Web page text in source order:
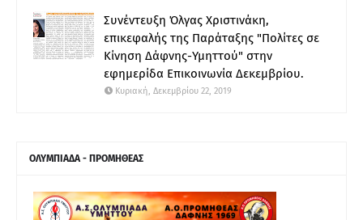
Συνέντευξη Όλγας Χριστινάκη,
επικεφαλής της Παράταξης "Πολίτες σε
Κίνηση Δάφνης-Υμηττού" στην
εφημερίδα Επικοινωνία Δεκεμβρίου.
Κυριακή, Δεκεμβρίου 22, 2019
ΟΛΥΜΠΙΑΔΑ - ΠΡΟΜΗΘΕΑΣ